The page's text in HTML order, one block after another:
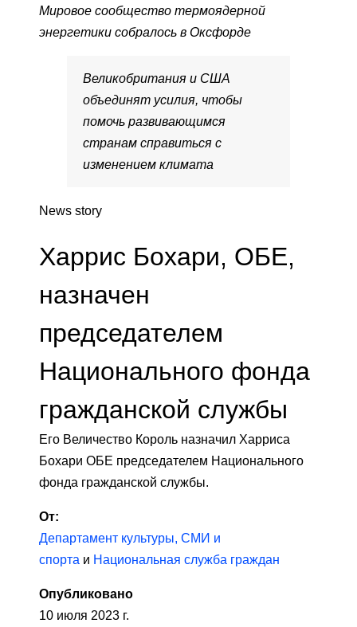
Мировое сообщество термоядерной
энергетики собралось в Оксфорде
Великобритания и США
объединят усилия, чтобы
помочь развивающимся
странам справиться с
изменением климата
News story
Харрис Бохари, ОБЕ,
назначен
председателем
Национального фонда
гражданской службы
Его Величество Король назначил Харриса
Бохари ОБЕ председателем Национального
фонда гражданской службы.
От:
Департамент культуры, СМИ и
спорта и Национальная служба граждан
Опубликовано
10 июля 2023 г.